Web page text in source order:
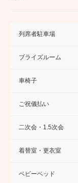
列席者駐車場
ブライズルーム
車椅子
ご祝儀払い
二次会・1.5次会
着替室・更衣室
ベビーベッド